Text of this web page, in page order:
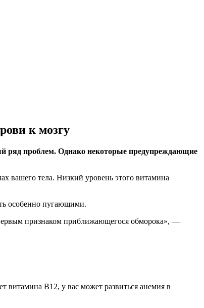
к мозгу
ряд проблем. Однако некоторые предупреждающие
вашего тела. Низкий уровень этого витамина
особенно пугающими.
признаком приближающегося обморока», —
B12, у вас может развиться анемия в